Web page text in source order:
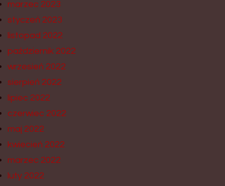
marzec 2023
styczeń 2023
listopad 2022
październik 2022
wrzesień 2022
sierpień 2022
lipiec 2022
czerwiec 2022
maj 2022
kwiecień 2022
marzec 2022
luty 2022